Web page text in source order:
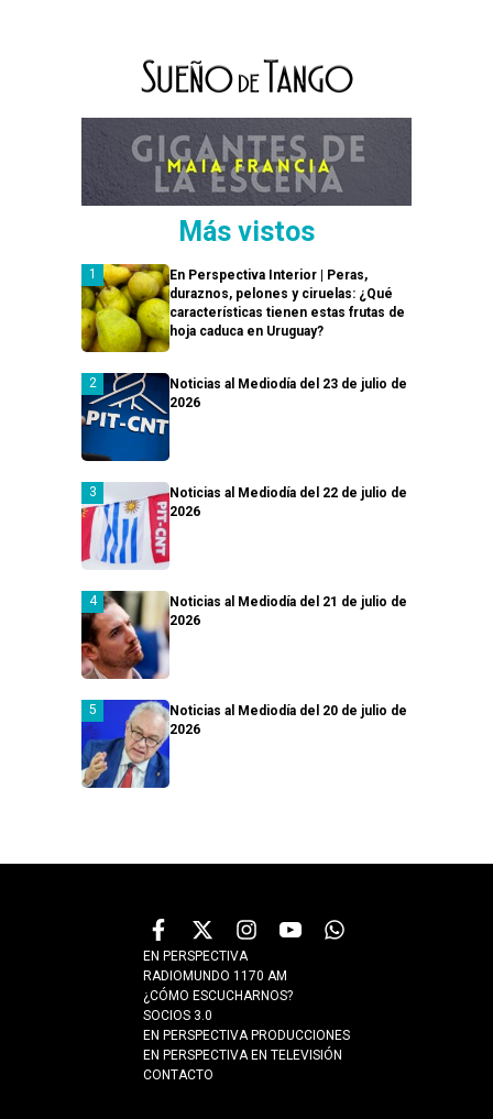
Más vistos
En Perspectiva Interior | Peras,
duraznos, pelones y ciruelas: ¿Qué
características tienen estas frutas de
hoja caduca en Uruguay?
Noticias al Mediodía del 23 de julio de
2026
Noticias al Mediodía del 22 de julio de
2026
Noticias al Mediodía del 21 de julio de
2026
Noticias al Mediodía del 20 de julio de
2026
EN PERSPECTIVA
RADIOMUNDO 1170 AM
¿CÓMO ESCUCHARNOS?
SOCIOS 3.0
EN PERSPECTIVA PRODUCCIONES
EN PERSPECTIVA EN TELEVISIÓN
CONTACTO